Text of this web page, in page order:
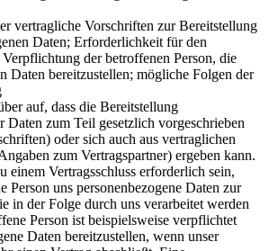
vertragliche Vorschriften zur Bereitstellung
Daten; Erforderlichkeit für den
Verpflichtung der betroffenen Person, die
Daten bereitzustellen; mögliche Folgen der
auf, dass die Bereitstellung
Daten zum Teil gesetzlich vorgeschrieben
oder sich auch aus vertraglichen
zum Vertragspartner) ergeben kann.
einem Vertragsschluss erforderlich sein,
Person uns personenbezogene Daten zur
in der Folge durch uns verarbeitet werden
Person ist beispielsweise verpflichtet
Daten bereitzustellen, wenn unser